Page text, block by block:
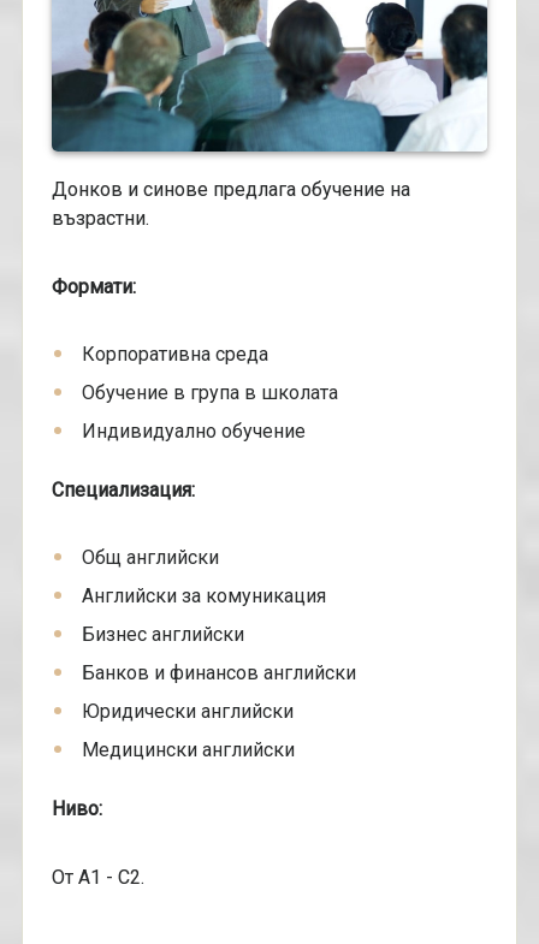
Донков и синове предлага обучение на
възрастни.
Формати:
Корпоративна среда
Обучение в група в школата
Индивидуално обучение
Специализация:
Общ английски
Английски за комуникация
Бизнес английски
Банков и финансов английски
Юридически английски
Медицински английски
Ниво:
От А1 - С2.